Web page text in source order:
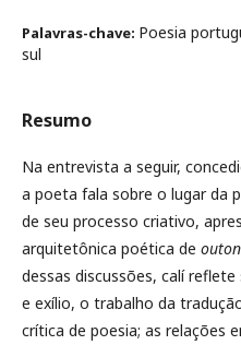
Palavras-chave: Poesia
sul
Resumo
Na entrevista a seguir,
a poeta fala sobre o lugar da
de seu processo criativo,
arquitetônica poética de
dessas discussões, calí
e exílio, o trabalho da
crítica de poesia; as relações